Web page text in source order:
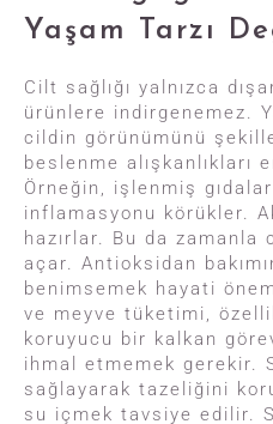
Yaşam Tarzı
Cilt sağlığı yalnızca
ürünlere indirgenemez.
cildin görünümünü
beslenme alışkanlıkları
Örneğin, işlenmiş
inflamasyonu körükler.
hazırlar. Bu da zamanla
açar. Antioksidan
benimsemek hayati
ve meyve tüketimi,
koruyucu bir kalkan
ihmal etmemek gerekir.
sağlayarak tazeliğini
su içmek tavsiye edilir.